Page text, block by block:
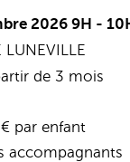
2026 9H -
LUNEVILLE
de 3 mois
par enfant
accompagnants